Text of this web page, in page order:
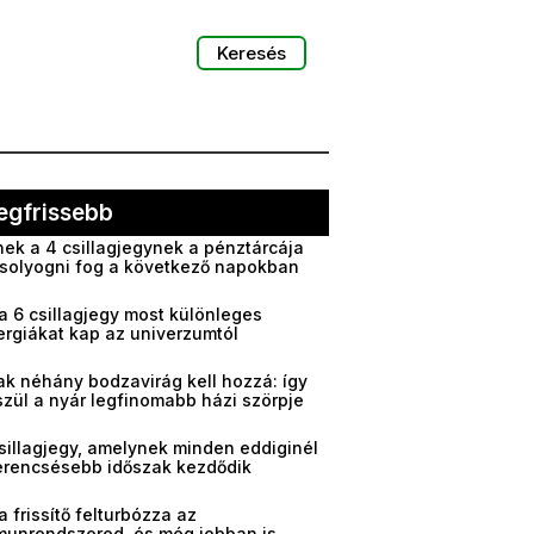
Keresés
a 4 csillagjegynek a pénztárcája
fog a következő napokban
6 csillagjegy most különleges
kap az univerzumtól
néhány bodzavirág kell hozzá: így
a nyár legfinomabb házi szörpje
amelynek minden eddiginél
időszak kezdődik
frissítő felturbózza az